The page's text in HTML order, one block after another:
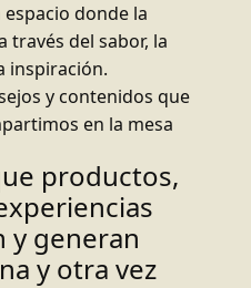
donde la
través del sabor, la
inspiración.
y contenidos que
en la mesa
productos,
y generan
y otra vez